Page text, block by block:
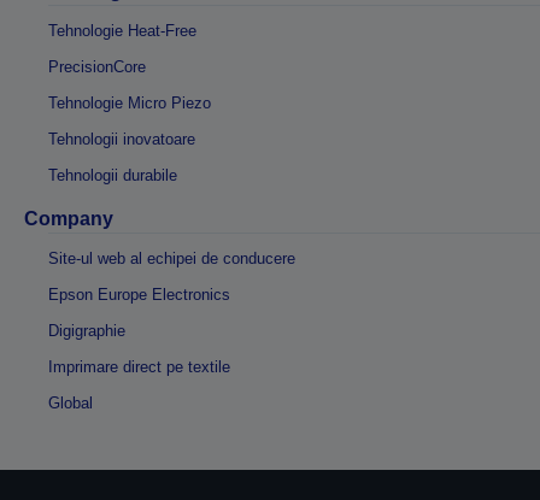
Tehnologie Heat-Free
PrecisionCore
Tehnologie Micro Piezo
Tehnologii inovatoare
Tehnologii durabile
Company
Site-ul web al echipei de conducere
Epson Europe Electronics
Digigraphie
Imprimare direct pe textile
Global